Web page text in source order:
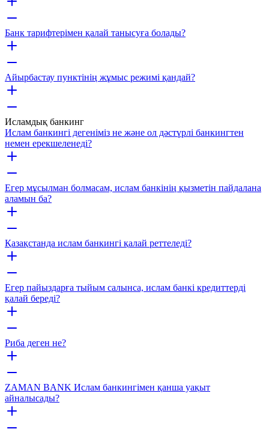
Банк тарифтерімен қалай танысуға болады?
Айырбастау пунктінің жұмыс режимі қандай?
Исламдық банкинг
Ислам банкингі дегеніміз не және ол дәстүрлі банкингтен
немен ерекшеленеді?
Егер мұсылман болмасам, ислам банкінің қызметін пайдалана
аламын ба?
Қазақстанда ислам банкингі қалай реттеледі?
Егер пайыздарға тыйым салынса, ислам банкі кредиттерді
қалай береді?
Риба деген не?
ZAMАN BANK Ислам банкингімен қанша уақыт
айналысады?